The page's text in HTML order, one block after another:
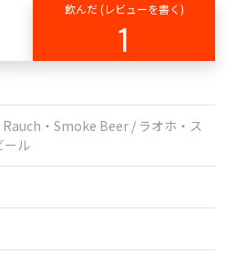
飲んだ (レビューを書く)
1
Rauch・Smoke Beer / ラオホ・ス
ール